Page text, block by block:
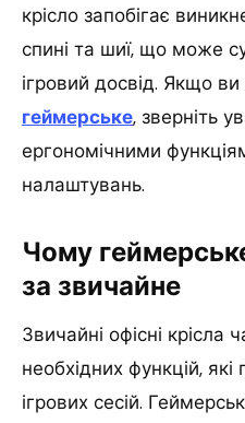
крісло запобігає
спині та шиї, що може
ігровий досвід. Якщо
геймерське, зверніть
ергономічними
налаштувань.
Чому
за звичайне
Звичайні офісні крісла
необхідних функцій, які
ігрових сесій.